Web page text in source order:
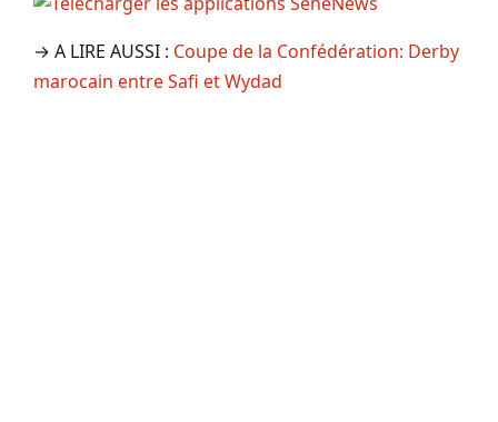
→ A LIRE AUSSI : Coupe de la Confédération: Derby
marocain entre Safi et Wydad